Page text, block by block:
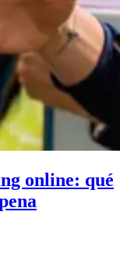
online: qué